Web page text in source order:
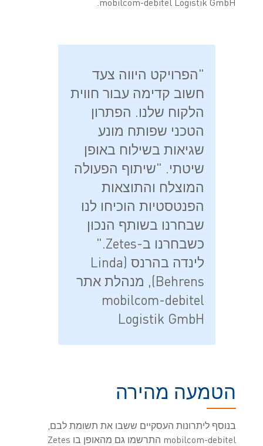
"הפרויקט היווה צעד
חשוב קדימה עבור חווית
הלקוח שלנו. הפתרון
הטכני שפותח מונע
שגיאות בשילוח באופן
שיטתי. "שיתוף הפעולה
המוצלח והתוצאות
הפנטסטיות הוכיחו לנו
שבחרנו בשותף הנכון
כשבחרנו ב-Zetes."
לינדה בהרנס (Linda
Behrens), מנהלת אתר
mobilcom-debitel
Logistik GmbH
הטמעה מהירה
בנוסף ליתרונות העסקיים ששבו את תשומת לבם,
mobilcom-debitel התרשמו גם מהאופן בו Zetes